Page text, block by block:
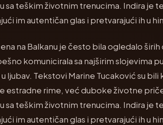
sa teškim životnim trenucima. Indira je
im autentičan glas i pretvarajući ih u
na Balkanu je često bila ogledalo
komunicirala sa najširim slojevima
ljubav. Tekstovi Marine Tucaković su
estradne rime, već duboke životne
sa teškim životnim trenucima. Indira je
im autentičan glas i pretvarajući ih u